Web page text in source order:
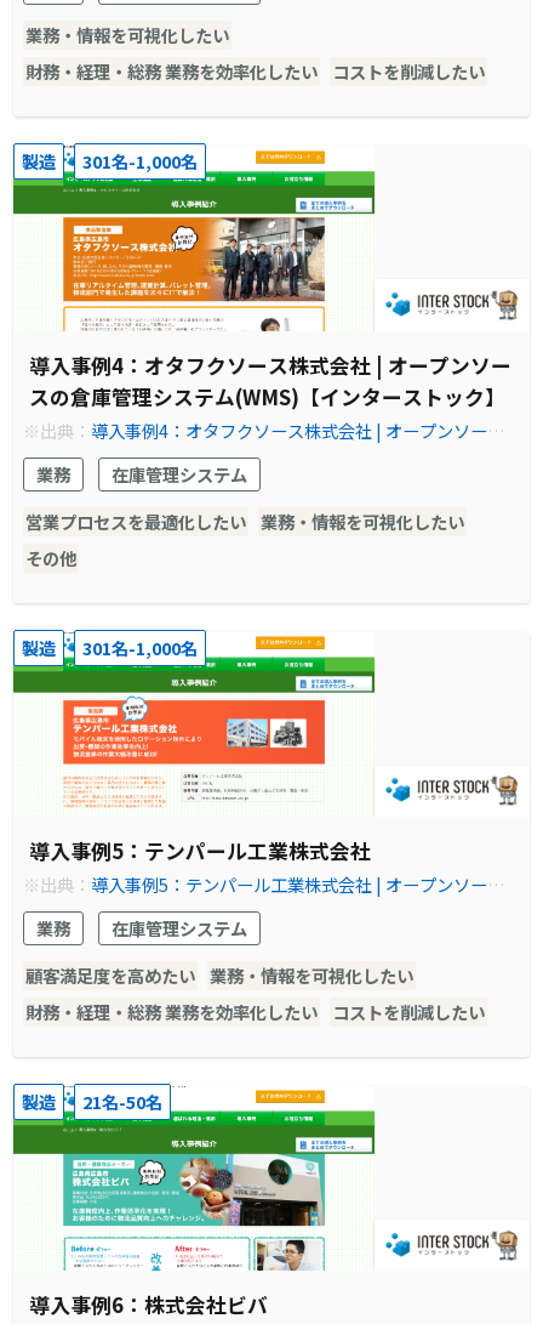
業務・情報を可視化したい
財務・経理・総務 業務を効率化したい
コストを削減したい
製造 301名-1,000名
導入事例4：オタフクソース株式会社 | オープンソー
スの倉庫管理システム(WMS)【インターストック】
※出典： 導入事例4：オタフクソース株式会社 | オープンソース
の倉庫管理システム(WMS)【インターストック】
業務
在庫管理システム
営業プロセスを最適化したい 業務・情報を可視化したい
その他
製造 301名-1,000名
導入事例5：テンパール工業株式会社
※出典： 導入事例5：テンパール工業株式会社 | オープンソース
の倉庫管理システム(WMS)【インターストック】
業務
在庫管理システム
顧客満足度を高めたい 業務・情報を可視化したい
財務・経理・総務 業務を効率化したい
コストを削減したい
製造 21名-50名
導入事例6：株式会社ビバ